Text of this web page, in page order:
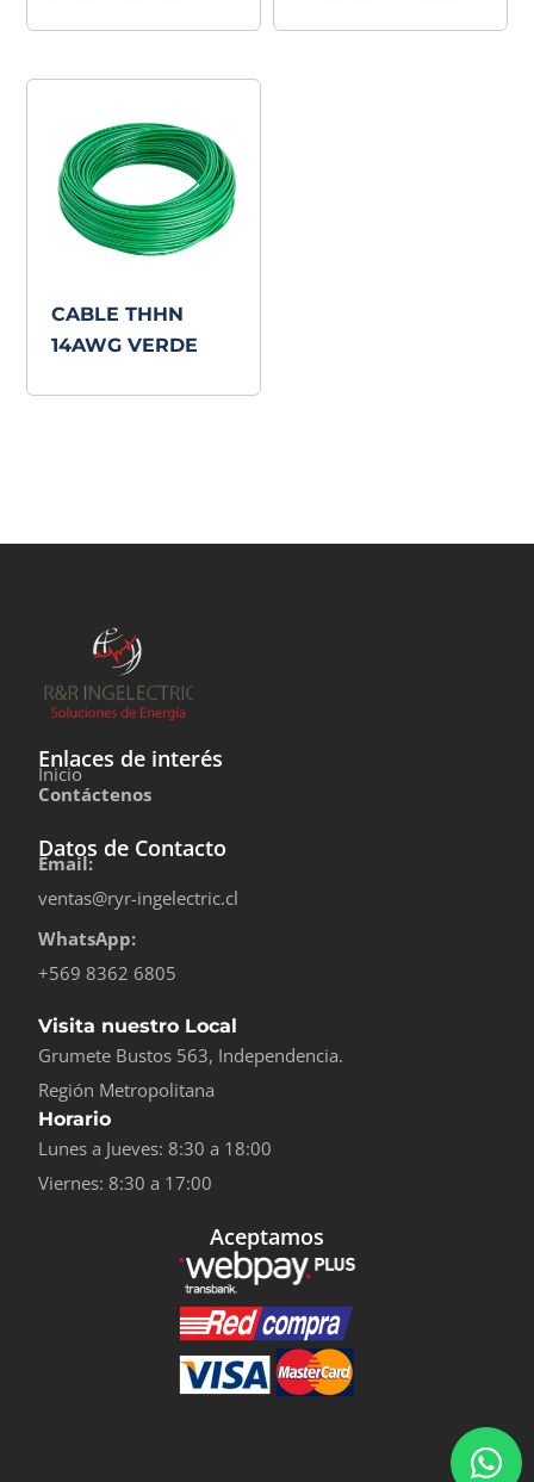
CABLE THHN
14AWG VERDE
Enlaces de interés
Inicio
Contáctenos
Datos de Contacto
Email:
ventas@ryr-ingelectric.cl
WhatsApp:
+569 8362 6805
Visita nuestro Local
Grumete Bustos 563, Independencia.
Región Metropolitana
Horario
Lunes a Jueves: 8:30 a 18:00
Viernes: 8:30 a 17:00
Aceptamos